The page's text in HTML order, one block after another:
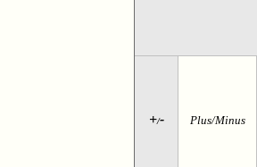
+/- Plus/Minus